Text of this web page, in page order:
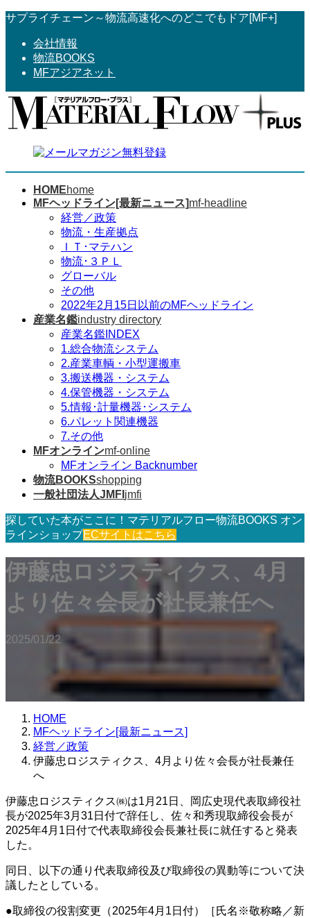
コ
へ
ス
ナ
ョ
ン
サプライチェーン～物流高速化へのどこでもドア[MF+]
会社情報
物流BOOKS
MFアジアネット
HOMEhome
MFヘッドライン[最新ニュース]mf-headline
経営／政策
物流・生産拠点
ＩＴ･マテハン
物流･３ＰＬ
グローバル
その他
2022年2月15日以前のMFヘッドライン
産業名鑑industry directory
産業名鑑INDEX
1.総合物流システム
2.産業車輌・小型運搬車
3.搬送機器・システム
4.保管機器・システム
5.情報･計量機器･システム
6.パレット関連機器
7.その他
MFオンラインmf-online
MFオンライン Backnumber
物流BOOKSshopping
一般社団法人JMFI jmfi
探していた本がここに！マテリアルフロー物流BOOKS オン
ラインショップECサイトはこちら
伊藤忠ロジスティクス、4月
より佐々会長が社長兼任へ
2025/01/22
HOME
MFヘッドライン[最新ニュース]
経営／政策
伊藤忠ロジスティクス、4月より佐々会長が社長兼任
へ
伊藤忠ロジスティクス㈱は1月21日、岡広史現代表取締役社
長が2025年3月31日付で辞任し、佐々和秀現取締役会長が
2025年4月1日付で代表取締役会長兼社長に就任すると発表
した。
同日、以下の通り代表取締役及び取締役の異動等について決
議したとしている。
●取締役の役割変更（2025年4月1日付）［氏名※敬称略／新